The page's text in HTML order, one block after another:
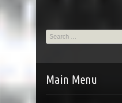
Search
for:
Main Menu